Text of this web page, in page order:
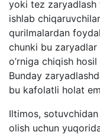
yoki tez zaryadlash
ishlab
qurilmalardan
chunki bu
o’rniga chiqish
Bunday
bu kafolatli holat
Iltimos,
olish uchun